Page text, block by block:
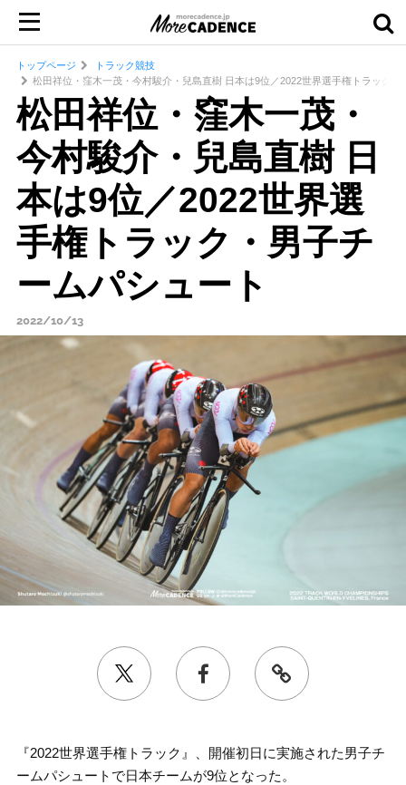
トップページ
トラック競技
松田祥位・窪木一茂・今村駿介・兒島直樹 日本は9位／2022世界選手権トラック・
松田祥位・窪木一茂・
今村駿介・兒島直樹 日
本は9位／2022世界選
手権トラック・男子チ
ームパシュート
2022/10/13
『2022世界選手権トラック』、開催初日に実施された男子チ
ームパシュートで日本チームが9位となった。